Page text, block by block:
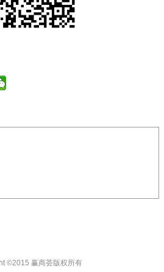
©2015 赢商荟版权所有